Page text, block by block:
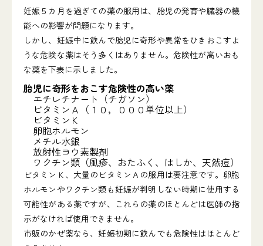
妊娠５カ月を過ぎての薬の服用は、胎児の発育や臓器の機
能への影響が問題になります。
しかし、妊娠中に飲んで胎児に奇形や異常をひきおこすよ
うな危険な薬はそう多くはありません。危険性が高いおも
な薬を下表に示しました。
胎児に奇形をおこす危険性の高い薬
エチレチナート（チガソン）
ビタミンＡ（１０，０００単位以上）
ビタミンＫ
卵胞ホルモン
メチル水銀
放射性ヨウ素製剤
ワクチン類（風疹、おたふく、はしか、天然痘）
ビタミンＫ、大量のビタミンＡの服用は要注意です。卵胞
ホルモンやワクチン類も妊娠が判明しない時期に使用する
可能性がある薬ですが、これらの薬のほとんどは医師の指
示がなければ使用できません。
市販のかぜ薬なら、妊娠初期に飲んでも危険性はほとんど